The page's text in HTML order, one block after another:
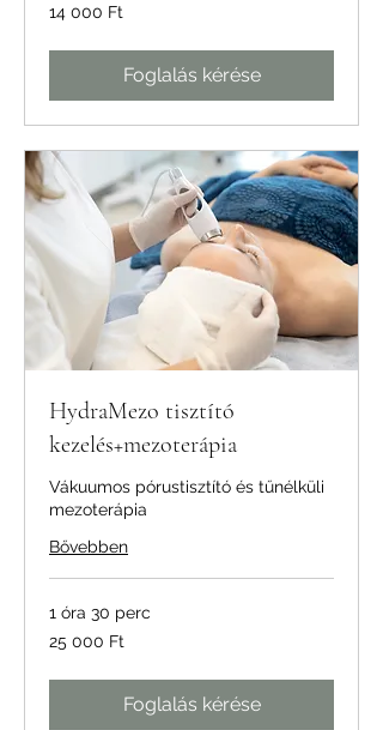
magyar
14 000 Ft
Foglalás kérése
HydraMezo tisztító
kezelés+mezoterápia
Vákuumos pórustisztító és tűnélküli
mezoterápia
Bővebben
1 óra 30 perc
magyar
25 000 Ft
Foglalás kérése